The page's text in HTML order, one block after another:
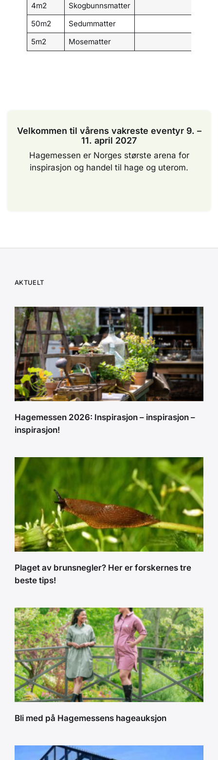
4m2
Skogbunnsmatter
50m2
Sedummatter
5m2
Mosematter
Velkommen til vårens vakreste eventyr 9. –
11. april 2027
Hagemessen er Norges største arena for
inspirasjon og handel til hage og uterom.
AKTUELT
Hagemessen 2026: Inspirasjon – inspirasjon –
inspirasjon!
Plaget av brunsnegler? Her er forskernes tre
beste tips!
Bli med på Hagemessens hageauksjon